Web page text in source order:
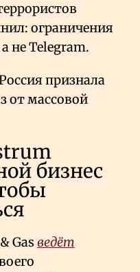
ограничения
не Telegram.
признала
от массовой
бизнес
Gas ведёт